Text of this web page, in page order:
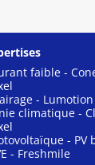
faible -
-
climatique -
- PV
- Freshmile